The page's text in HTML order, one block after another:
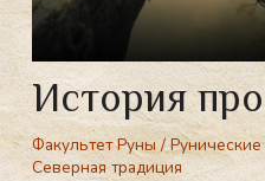
История
Факультет Руны/
Северная традиция